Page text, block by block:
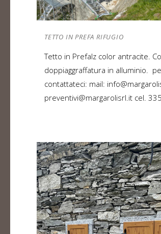
TETTO IN PREFA RIFUGIO
Tetto in Prefalz color antracite.
doppiaggraffatura in alluminio.
contattateci: mail:
preventivi@margarolisrl.it cel.